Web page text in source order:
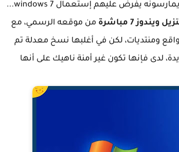
ويندوز 7 مباشرة
من موقعه الرسمي، مع
ومنتديات، لكن في أغلبها نسخ معدلة تم
لدى فإنها تكون غير أمنة ناهيك على أنها